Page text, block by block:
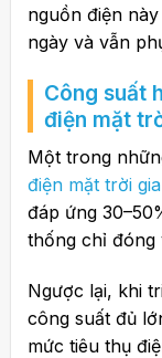
nguồn điện
ngày và vẫn
Công suất
điện mặt
Một trong
điện mặt trời
đáp ứng
thống chỉ đóng
Ngược lại, khi
công suất đủ
mức tiêu thụ